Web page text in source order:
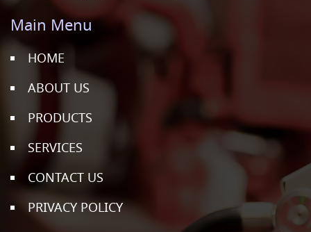
Main Menu
HOME
ABOUT US
PRODUCTS
SERVICES
CONTACT US
PRIVACY POLICY